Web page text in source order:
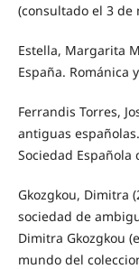
(consultado el 3 de
Estella, Margarita
España. Románica
Ferrandis Torres,
antiguas
Sociedad Española
Gkozgkou, Dimitra
sociedad de
Dimitra Gkozgkou
mundo del